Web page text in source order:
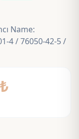
Name:
4 / 76050-42-5 /
₺Fiyat